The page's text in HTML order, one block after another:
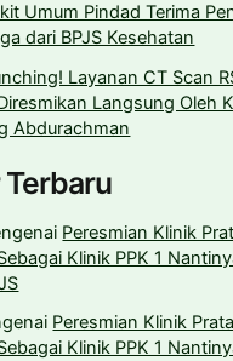
Umum Pindad Terima
dari BPJS Kesehatan
Layanan CT Scan
Langsung Oleh
Abdurachman
Peresmian Klinik
Klinik PPK 1
Peresmian Klinik
Klinik PPK 1